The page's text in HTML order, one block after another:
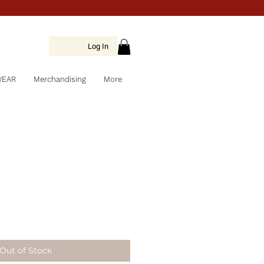
Log In
Merchandising More
Out of Stock